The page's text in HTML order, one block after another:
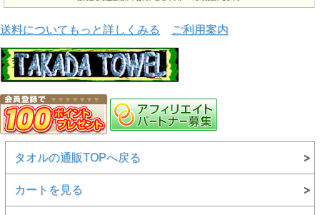
送料についてもっと詳しくみる ご利用案内
タオルの通販TOPへ戻る
カートを見る